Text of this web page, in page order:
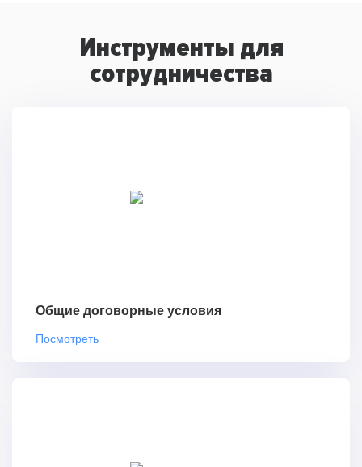
Инструменты для
сотрудничества
Общие договорные условия
Посмотреть